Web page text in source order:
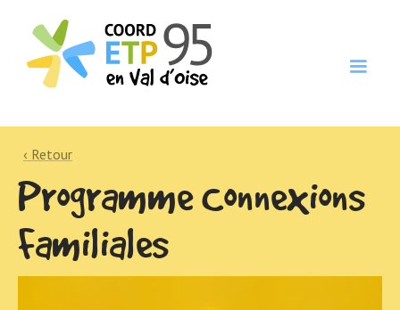
‹ Retour
Programme Connexions
Familiales